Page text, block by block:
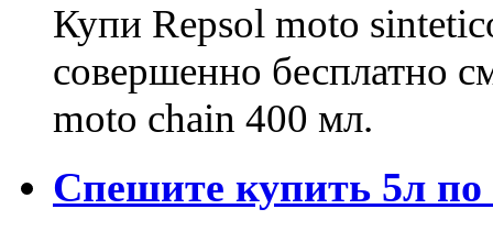
Купи Repsol moto
совершенно бесплатно
moto chain 400 мл.
Спешите купить 5л по